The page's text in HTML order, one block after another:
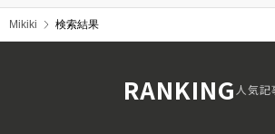
Mikiki 検索結果
RANKING人気記